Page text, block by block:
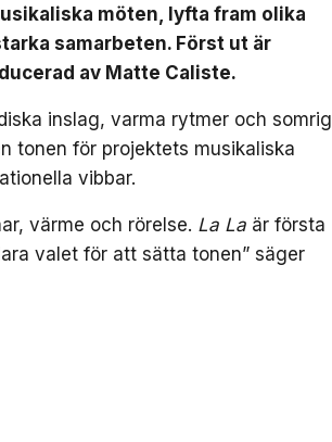
möten, lyfta fram olika
samarbeten. Först ut är
av Matte Caliste.
inslag, varma rytmer och somrig
tonen för projektets musikaliska
vibbar.
värme och rörelse. La La är första
valet för att sätta tonen” säger